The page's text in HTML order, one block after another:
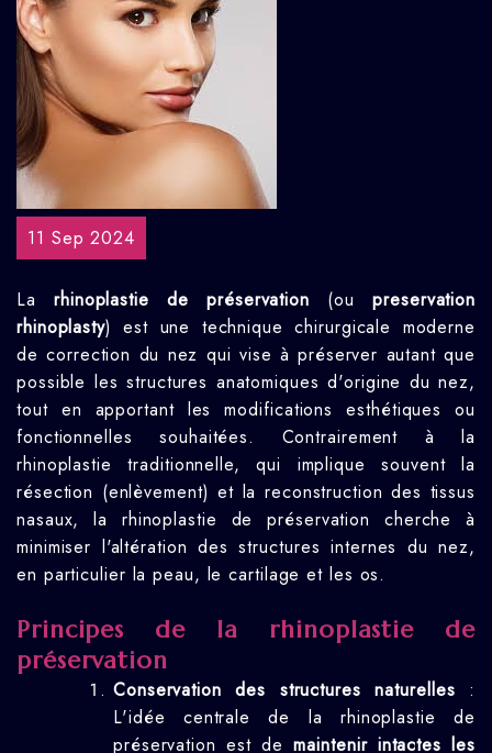
11 Sep 2024
Larhinoplastie de préservation (oupreservation
rhinoplasty) est une technique chirurgicale moderne
de correction du nez qui vise à préserver autant que
possible les structures anatomiques d'origine du nez,
tout en apportant les modifications esthétiques ou
fonctionnelles souhaitées. Contrairement à la
rhinoplastie traditionnelle, qui implique souvent la
résection (enlèvement) et la reconstruction des tissus
nasaux, la rhinoplastie de préservation cherche à
minimiser l'altération des structures internes du nez,
en particulier la peau, le cartilage et les os.
Principes de la rhinoplastie de
préservation
Conservation des structures naturelles :
L'idée centrale de la rhinoplastie de
préservation est demaintenir intactes les